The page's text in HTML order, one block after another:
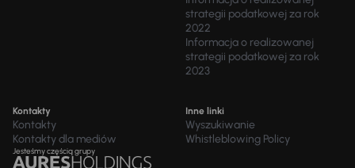
strategii podatkowej za rok
2022
Informacja o realizowanej
strategii podatkowej za rok
2023
Kontakty
Kontakty
Kontakty dla mediów
Inne linki
Wyszukiwanie
Whistleblowing Policy
Jesteśmy częścią grupy